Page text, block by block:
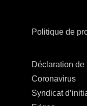
Politique de
Déclaration
Coronavirus
Syndicat